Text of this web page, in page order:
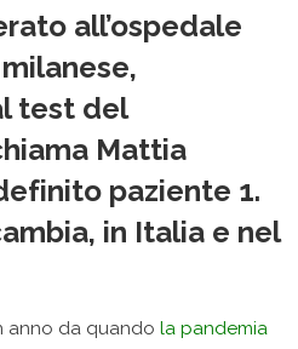
all’ospedale
test del
Mattia
paziente 1.
in Italia e nel
anno da quando la pandemia